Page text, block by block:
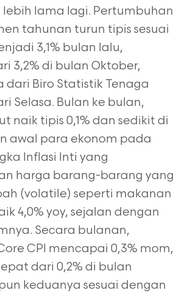
lama lagi. Pertumbuhan
tahunan turun tipis sesuai
3,1% bulan lalu,
3,2% di bulan Oktober,
Biro Statistik Tenaga
Selasa. Bulan ke bulan,
naik tipis 0,1% dan sedikit di
awal para ekonom pada
Inflasi Inti yang
harga barang-barang yang
(volatile) seperti makanan
4,0% yoy, sejalan dengan
Secara bulanan,
CPI mencapai 0,3% mom,
dari 0,2% di bulan
keduanya sesuai dengan